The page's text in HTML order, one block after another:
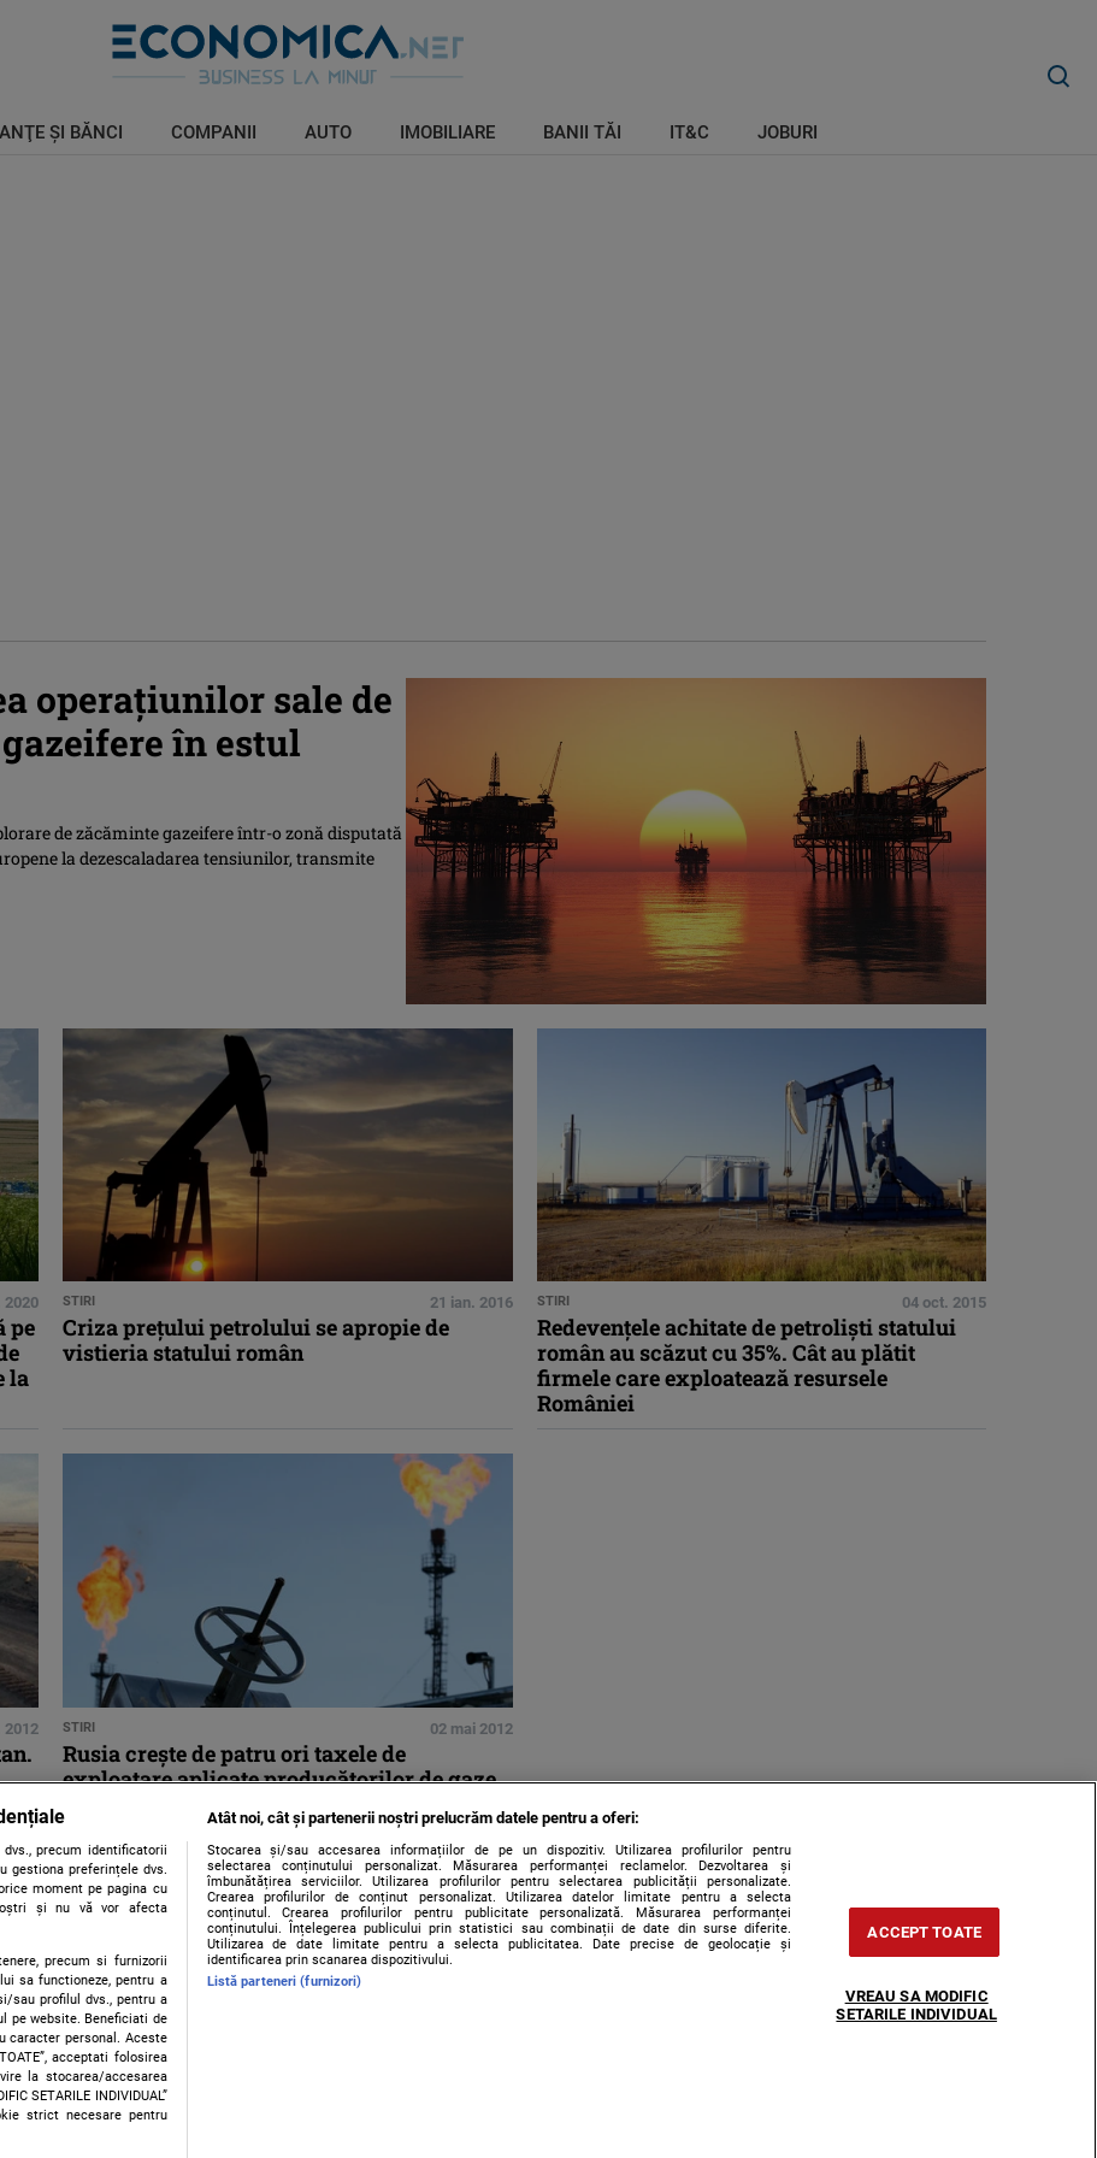
ŞI BĂNCI COMPANII AUTO IMOBILIARE BANII TĂI IT&C JOBURI
operaţiunilor sale de
în estul
de zăcăminte gazeifere într-o zonă disputată
la dezescaladarea tensiunilor, transmite
2020
pe
la
STIRI 21 ian. 2016
Criza preţului petrolului se apropie de
vistieria statului român
STIRI 04 oct. 2015
Redevenţele achitate de petrolişti statului
român au scăzut cu 35%. Cât au plătit
firmele care exploatează resursele
României
2012 STIRI 02 mai 2012
Rusia creşte de patru ori taxele de
exploatare aplicate producătorilor de gaze
Contact
persoană (site-uri, instituţii mass-media, firme de monitorizare) nu poate reproduce integral scrierile publicistice purtătoare de Drepturi de Autor.
precum identificatorii
gestiona preferințele dvs.
moment pe pagina cu
și nu vă vor afecta
precum si furnizorii
sa functioneze, pentru a
sau profilul dvs., pentru a
pe website. Beneficiati de
caracter personal. Aceste
acceptati folosirea
la stocarea/accesarea
SETARILE INDIVIDUAL”
strict necesare pentru
Atât noi, cât și partenerii noștri prelucrăm datele pentru a oferi:
Stocarea și/sau accesarea informațiilor de pe un dispozitiv. Utilizarea profilurilor pentru
selectarea conținutului personalizat. Măsurarea performanței reclamelor. Dezvoltarea și
îmbunătățirea serviciilor. Utilizarea profilurilor pentru selectarea publicității personalizate.
Crearea profilurilor de conținut personalizat. Utilizarea datelor limitate pentru a selecta
conținutul. Crearea profilurilor pentru publicitate personalizată. Măsurarea performanței
conținutului. Înțelegerea publicului prin statistici sau combinații de date din surse diferite.
Utilizarea de date limitate pentru a selecta publicitatea. Date precise de geolocație și
identificarea prin scanarea dispozitivului.
Listă parteneri (furnizori)
ACCEPT TOATE
VREAU SA MODIFIC
SETARILE INDIVIDUAL